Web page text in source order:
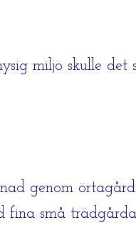
miljö skulle
genom
fina små